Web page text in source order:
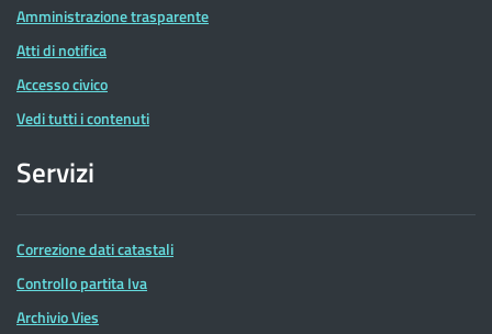
Amministrazione trasparente
Atti di notifica
Accesso civico
Vedi tutti i contenuti
Servizi
Correzione dati catastali
Controllo partita Iva
Archivio Vies